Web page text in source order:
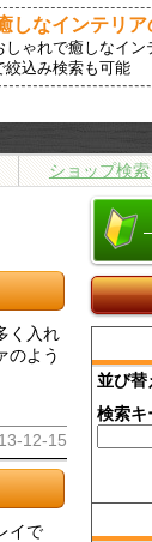
しなインテリ
しゃれで癒しなイ
絞込み検索も可能
ショップ検索
く入れ
のよう
12-15
イで
並び替
検索キ